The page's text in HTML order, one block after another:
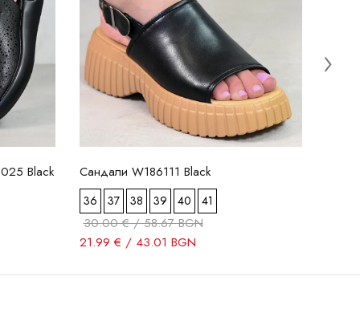
Black Сандали W186111 Black
36 37 38 39 40 41
30.00 € / 58.67 BGN
21.99 € / 43.01 BGN